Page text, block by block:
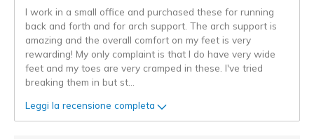
I work in a small office and purchased these for running
back and forth and for arch support. The arch support is
amazing and the overall comfort on my feet is very
rewarding! My only complaint is that I do have very wide
feet and my toes are very cramped in these. I've tried
breaking them in but st
Leggi la recensione completa